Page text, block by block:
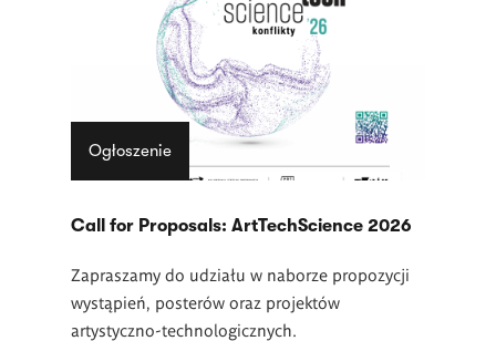
Ogłoszenie
Call for Proposals: ArtTechScience 2026
Zapraszamy do udziału w naborze propozycji
wystąpień, posterów oraz projektów
artystyczno-technologicznych.